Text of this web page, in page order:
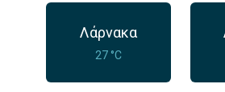
Λάρνακα
27 °C